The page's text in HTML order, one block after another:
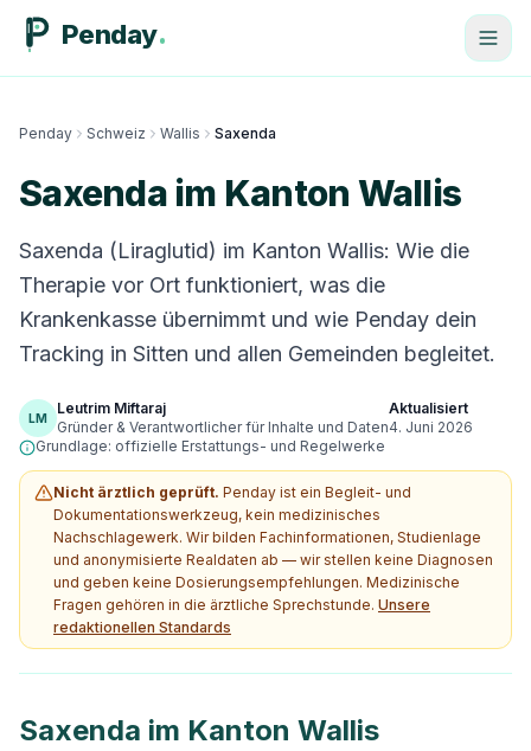
Penday
Penday Schweiz Wallis Saxenda
Saxenda im Kanton Wallis
Saxenda (Liraglutid) im Kanton Wallis: Wie die
Therapie vor Ort funktioniert, was die
Krankenkasse übernimmt und wie Penday dein
Tracking in Sitten und allen Gemeinden begleitet.
LM
Leutrim Miftaraj
Gründer & Verantwortlicher für Inhalte und Daten
Aktualisiert
4. Juni 2026
Grundlage: offizielle Erstattungs- und Regelwerke
Nicht ärztlich geprüft. Penday ist ein Begleit- und
Dokumentationswerkzeug, kein medizinisches
Nachschlagewerk. Wir bilden Fachinformationen, Studienlage
und anonymisierte Realdaten ab — wir stellen keine Diagnosen
und geben keine Dosierungsempfehlungen. Medizinische
Fragen gehören in die ärztliche Sprechstunde. Unsere
redaktionellen Standards
Saxenda im Kanton Wallis